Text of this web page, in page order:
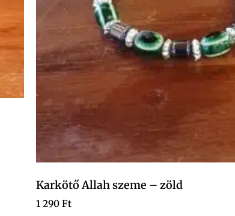
Karkötő Allah szeme – zöld
1 290 Ft